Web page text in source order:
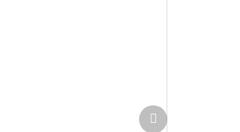
Další
produkt